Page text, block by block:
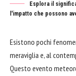
Esplora il
l'impatto che possono
Esistono pochi
meraviglia e, al
Questo evento